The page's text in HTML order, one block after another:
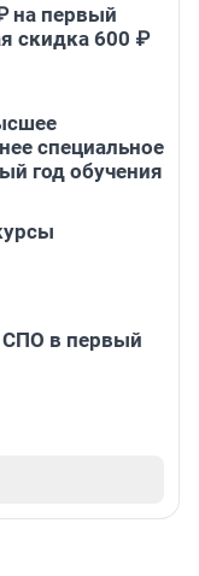
на первый
скидка 600 ₽
специальное
год обучения
СПО в первый